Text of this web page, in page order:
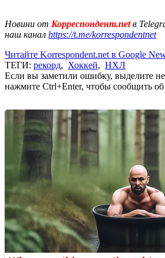
Новини от Корреспондент.netв
наш канал https://t.me/korrespondentnet
Читайте Korrespondent.net в Google
ТЕГИ: рекорд, Хоккей, НХЛ
Если вы заметили ошибку, выделите
нажмите Ctrl+Enter, чтобы сообщить